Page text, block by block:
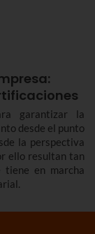
garantizar la
desde el punto
la perspectiva
ello resultan tan
tiene en marcha